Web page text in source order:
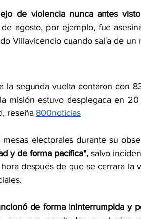
de violencia nunca antes
agosto, por ejemplo, fue
Villavicencio cuando salía de un
la segunda vuelta contaron con
misión estuvo desplegada en
reseña 800noticias
electorales durante su
y de forma pacífica", salvo
después de que se cerrara la
de forma ininterrumpida y